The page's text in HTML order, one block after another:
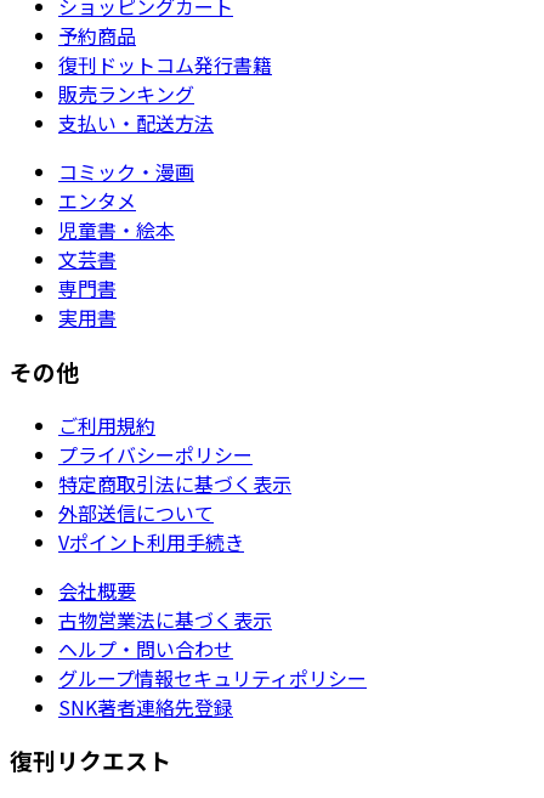
ショッピングカート
予約商品
復刊ドットコム発行書籍
販売ランキング
支払い・配送方法
コミック・漫画
エンタメ
児童書・絵本
文芸書
専門書
実用書
その他
ご利用規約
プライバシーポリシー
特定商取引法に基づく表示
外部送信について
Vポイント利用手続き
会社概要
古物営業法に基づく表示
ヘルプ・問い合わせ
グループ情報セキュリティポリシー
SNK著者連絡先登録
復刊リクエスト